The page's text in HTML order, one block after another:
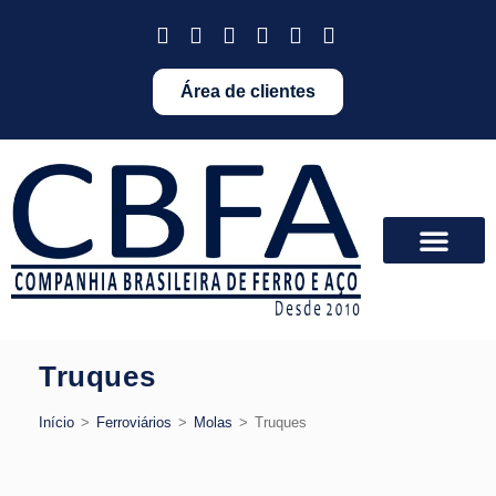
Área de clientes
Truques
Início > Ferroviários > Molas > Truques